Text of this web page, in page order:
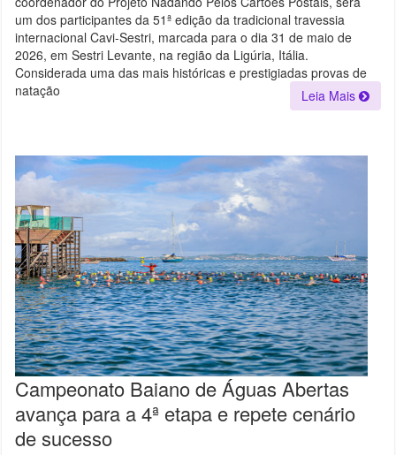
O
BRASIL
NA
TRADICIONAL
TRAVESSIA
CAVI-
SESTRI
2026,
um dos participantes da 51ª edição da tradicional travessia
internacional Cavi-Sestri, marcada para o dia 31 de maio de
2026, em Sestri Levante, na região da Ligúria, Itália.
Considerada uma das mais históricas e prestigiadas provas de
natação
Leia Mais
Campeonato Baiano de Águas Abertas
avança para a 4ª etapa e repete cenário
de sucesso